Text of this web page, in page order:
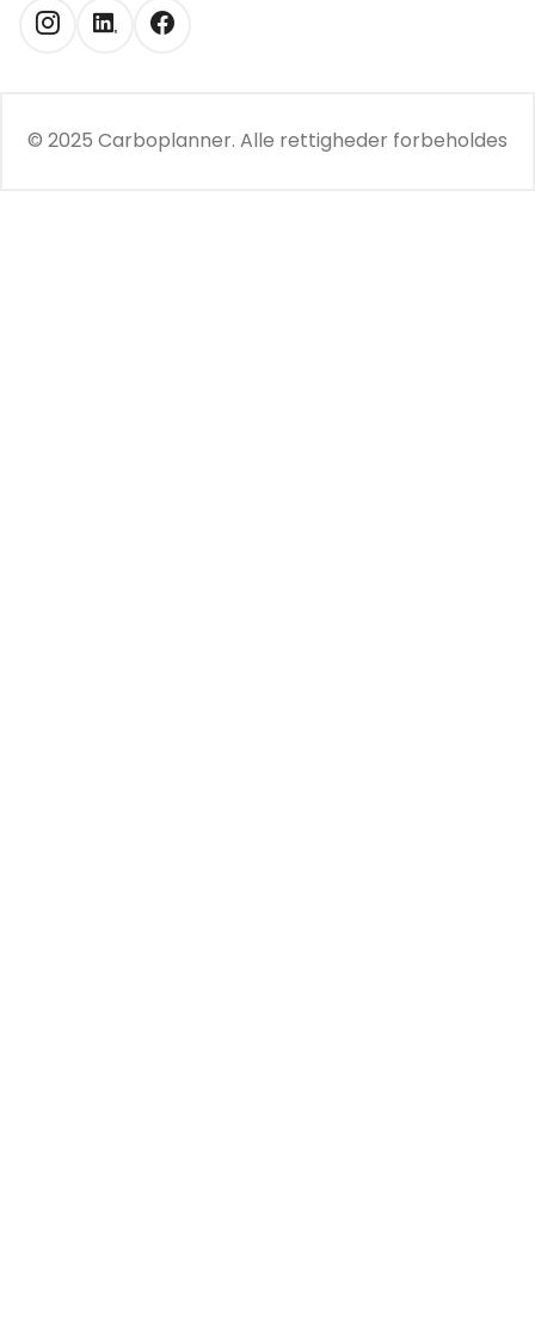
© 2025 Carboplanner. Alle rettigheder forbeholdes